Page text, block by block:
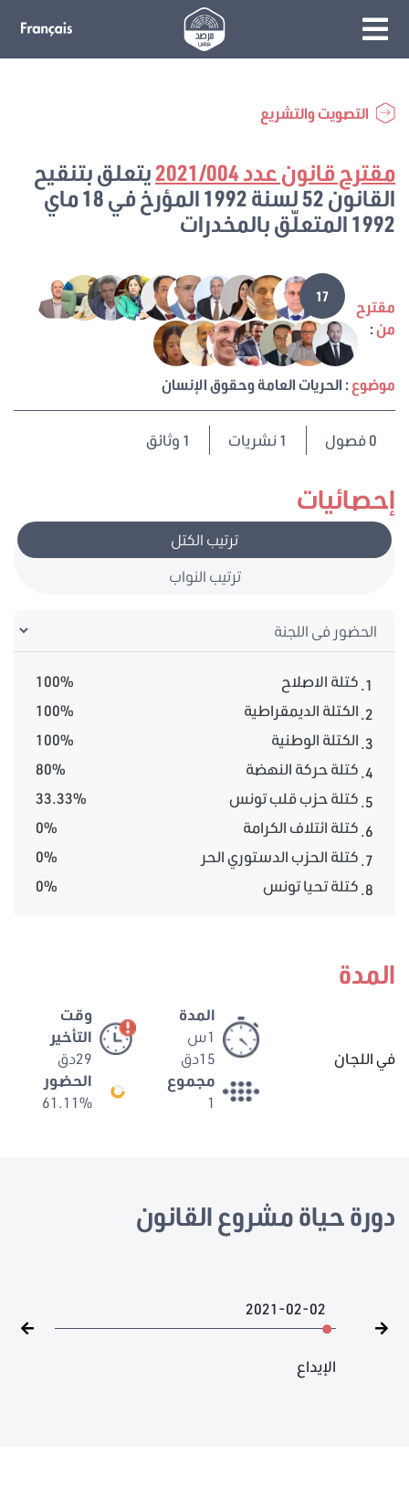
التصويت والتشريع
إحصائيات
ترتيب الكتل
ترتيب النواب
1. كتلة الاصلاح
100%
2. الكتلة الديمقراطية
100%
3. الكتلة الوطنية
100%
4. كتلة حركة النهضة
80%
5. كتلة حزب قلب تونس
33.33%
6. كتلة ائتلاف الكرامة
0%
7. كتلة الحزب الدستوري الحر
0%
8. كتلة تحيا تونس 0%
مقترح قانون عدد 2021/004
يتعلق بتنقيح
القانون 52 لسنة 1992 المؤرخ في 18 ماي
1992 المتعلّق بالمخدرات
مقترح
من:
17
موضوع: الحريات العامة وحقوق الإنسان
0فصول 1 نشريات 1 وثائق
المدة
في اللجان
المدة
1س
15دق
وقت
التأخير
29دق
مجموع
1
الحضور
61.11%
دورة حياة مشروع القانون
2021-02-02
الإيداع